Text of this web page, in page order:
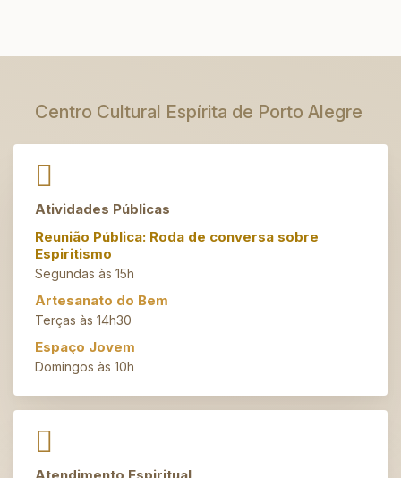
Centro Cultural Espírita de Porto Alegre
Atividades Públicas
Reunião Pública: Roda de conversa sobre
Espiritismo
Segundas às 15h
Artesanato do Bem
Terças às 14h30
Espaço Jovem
Domingos às 10h